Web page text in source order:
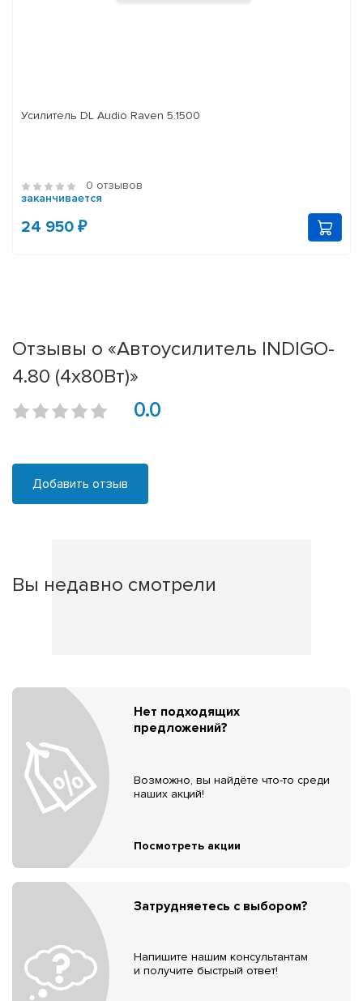
Усилитель DL Audio Raven 5.1500
0 отзывов
заканчивается
24 950 ₽
Отзывы о «Автоусилитель INDIGO-
4.80 (4x80Вт)»
0.0
Добавить отзыв
Вы недавно смотрели
Нет подходящих
предложений?
Возможно, вы найдёте что-то среди
наших акций!
Посмотреть акции
Затрудняетесь с выбором?
Напишите нашим консультантам
и получите быстрый ответ!